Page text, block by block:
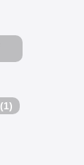
(1)